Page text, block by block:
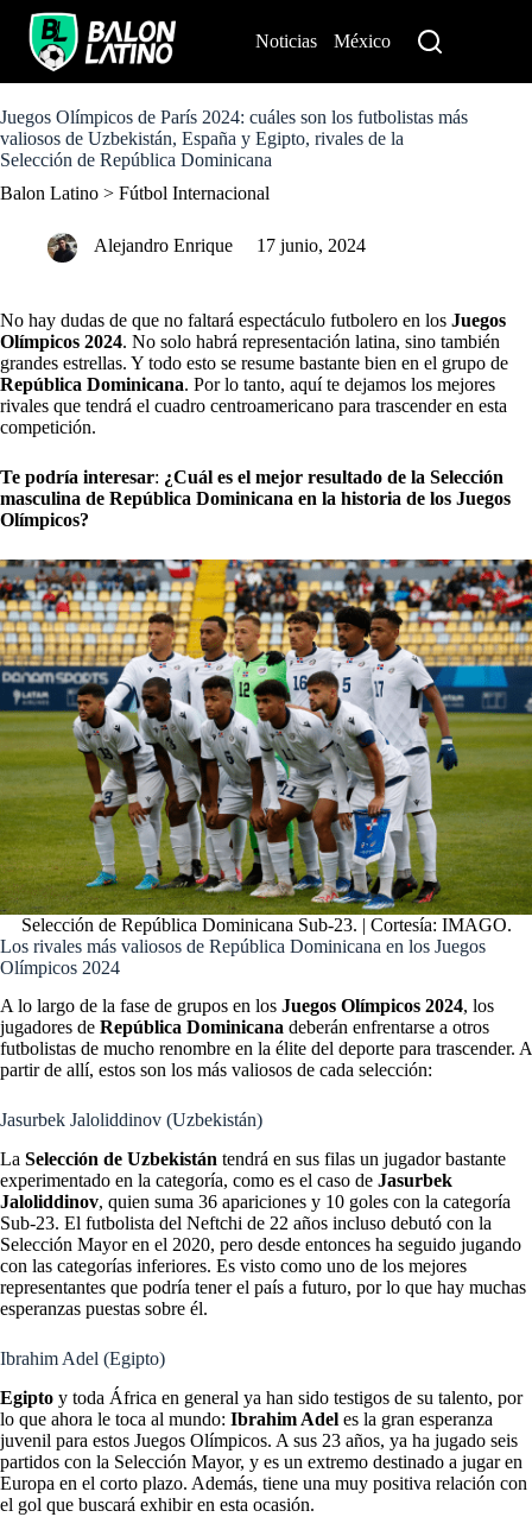
o
c
o
t
Noticias México
Juegos Olímpicos de París 2024: cuáles son los futbolistas más
valiosos de Uzbekistán, España y Egipto, rivales de la
Selección de República Dominicana
Balon Latino > Fútbol Internacional
Alejandro Enrique 17 junio, 2024
No hay dudas de que no faltará espectáculo futbolero en los Juegos
Olímpicos 2024. No solo habrá representación latina, sino también
grandes estrellas. Y todo esto se resume bastante bien en el grupo de
República Dominicana. Por lo tanto, aquí te dejamos los mejores
rivales que tendrá el cuadro centroamericano para trascender en esta
competición.
Te podría interesar: ¿Cuál es el mejor resultado de la Selección
masculina de República Dominicana en la historia de los Juegos
Olímpicos?
Selección de República Dominicana Sub-23. | Cortesía: IMAGO.
Los rivales más valiosos de República Dominicana en los Juegos
Olímpicos 2024
A lo largo de la fase de grupos en los Juegos Olímpicos 2024, los
jugadores de República Dominicana deberán enfrentarse a otros
futbolistas de mucho renombre en la élite del deporte para trascender. A
partir de allí, estos son los más valiosos de cada selección:
Jasurbek Jaloliddinov (Uzbekistán)
La Selección de Uzbekistán tendrá en sus filas un jugador bastante
experimentado en la categoría, como es el caso de Jasurbek
Jaloliddinov, quien suma 36 apariciones y 10 goles con la categoría
Sub-23. El futbolista del Neftchi de 22 años incluso debutó con la
Selección Mayor en el 2020, pero desde entonces ha seguido jugando
con las categorías inferiores. Es visto como uno de los mejores
representantes que podría tener el país a futuro, por lo que hay muchas
esperanzas puestas sobre él.
Ibrahim Adel (Egipto)
Egipto y toda África en general ya han sido testigos de su talento, por
lo que ahora le toca al mundo: Ibrahim Adel es la gran esperanza
juvenil para estos Juegos Olímpicos. A sus 23 años, ya ha jugado seis
partidos con la Selección Mayor, y es un extremo destinado a jugar en
Europa en el corto plazo. Además, tiene una muy positiva relación con
el gol que buscará exhibir en esta ocasión.